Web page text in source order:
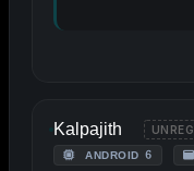
Kalpajith
ANDROID 6